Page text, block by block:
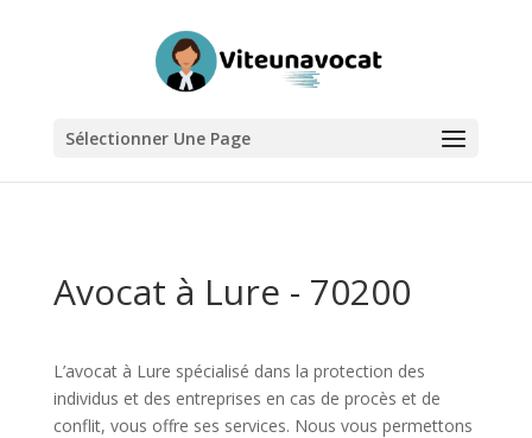
Sélectionner Une Page
Avocat à Lure - 70200
L’avocat à Lure spécialisé dans la protection des
individus et des entreprises en cas de procès et de
conflit, vous offre ses services. Nous vous permettons